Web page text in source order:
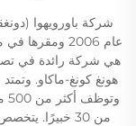
شركة باورويهوا
عام 2006
هي شركة رائدة في
من 30 خبيرًا.